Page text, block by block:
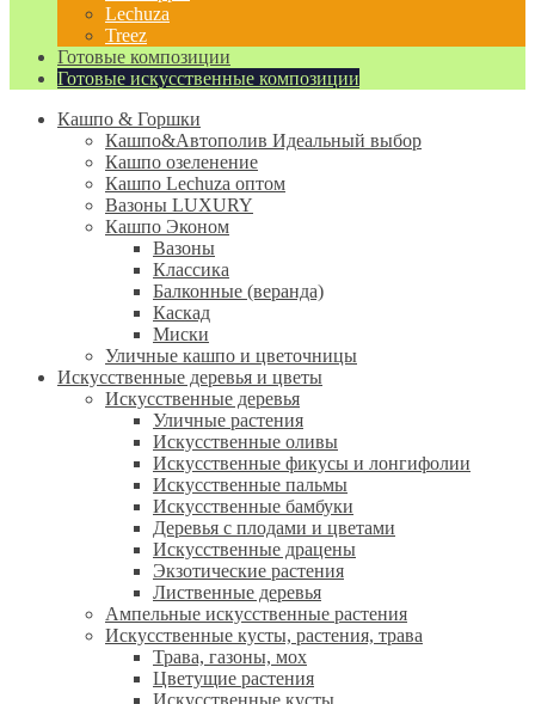
Lechuza
Treez
Готовые композиции
Готовые искусственные композиции
Кашпо & Горшки
Кашпо&Автополив Идеальный выбор
Кашпо озеленение
Кашпо Lechuza оптом
Вазоны LUXURY
Кашпо Эконом
Вазоны
Классика
Балконные (веранда)
Каскад
Миски
Уличные кашпо и цветочницы
Искусственные деревья и цветы
Искусственные деревья
Уличные растения
Искусственные оливы
Искусственные фикусы и лонгифолии
Искусственные пальмы
Искусственные бамбуки
Деревья с плодами и цветами
Искусственные драцены
Экзотические растения
Лиственные деревья
Ампельные искусственные растения
Искусственные кусты, растения, трава
Трава, газоны, мох
Цветущие растения
Искусственные кусты